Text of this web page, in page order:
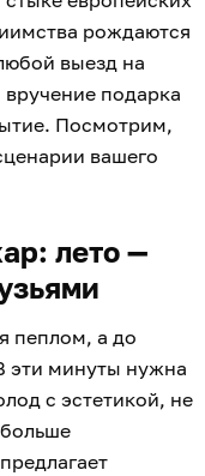
рождаются
выезд на
подарка
Посмотрим,
вашего
лето —
пеплом, а до
эти минуты нужна
с эстетикой, не